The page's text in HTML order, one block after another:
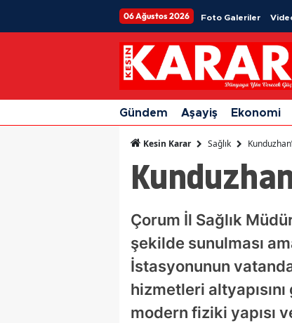
06 Ağustos 2026 Foto Galeriler
Gündem Aşayiş Ekonomi
Kesin Karar Sağlık
Çorum İl Sağlık
şekilde sunulması
İstasyonunun
hizmetleri
modern fiziki yapısı